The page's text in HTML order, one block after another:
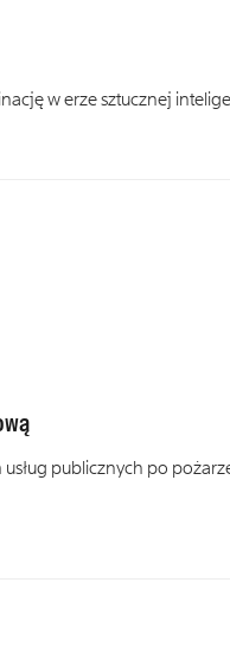
w erze sztucznej
publicznych po